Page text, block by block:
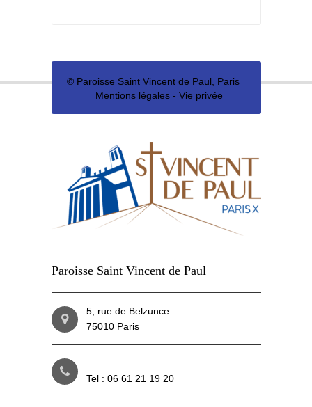
© Paroisse Saint Vincent de Paul, Paris
Mentions légales- Vie privée
Paroisse Saint Vincent de Paul
5, rue de Belzunce
75010 Paris
Tel : 06 61 21 19 20